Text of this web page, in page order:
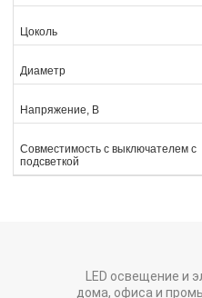
Цоколь
Диаметр
Напряжение, В
Совместимость с выключателем с
подсветкой
LED освещение и
дома, офиса и